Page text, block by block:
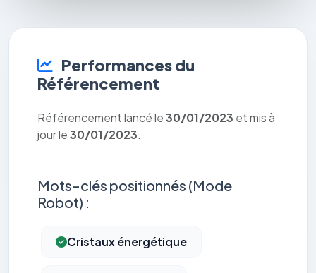
Performances du
Référencement
Référencement lancé le30/01/2023 et mis à
jour le30/01/2023.
Mots-clés positionnés (Mode
Robot) :
Cristaux énergétique